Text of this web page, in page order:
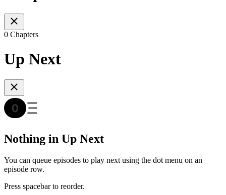
0 Chapters
Up Next
Nothing in Up Next
You can queue episodes to play next using the dot menu on an
episode row.
Press spacebar to reorder.